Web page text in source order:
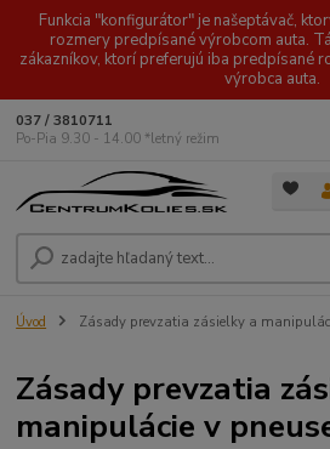
Funkcia "konfigurátor" je našeptávač,
rozmery predpísané výrobcom auta.
zákazníkov, ktorí preferujú iba predpísané
výrobca auta.
037 / 3810711
Po-Pia 9.30 - 14.00 *letný režim
Úvod Zásady prevzatia zásielky a
Zásady prevzatia
manipulácie v